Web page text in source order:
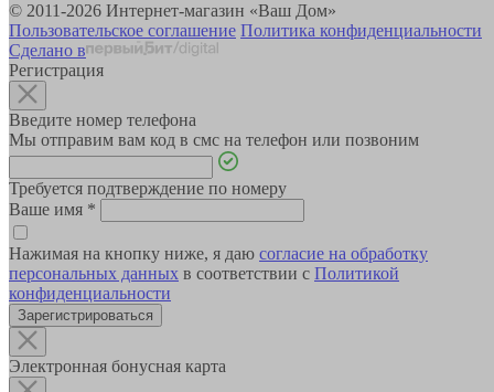
© 2011-2026 Интернет-магазин «Ваш Дом»
Пользовательское соглашение Политика конфиденциальности
Сделано в
Регистрация
Введите номер телефона
Мы отправим вам код в смс на телефон или позвоним
Требуется подтверждение по номеру
Ваше имя *
Нажимая на кнопку ниже, я даю согласие на обработку
персональных данных в соответствии с Политикой
конфиденциальности
Зарегистрироваться
Электронная бонусная карта